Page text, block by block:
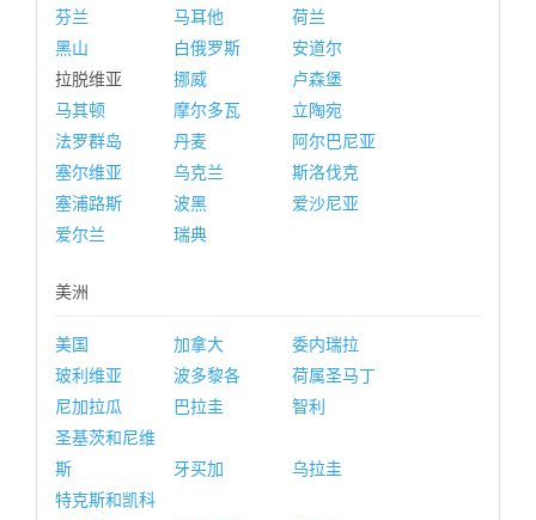
芬兰
马耳他
荷兰
黑山
白俄罗斯
安道尔
拉脱维亚
挪威
卢森堡
马其顿
摩尔多瓦
立陶宛
法罗群岛
丹麦
阿尔巴尼亚
塞尔维亚
乌克兰
斯洛伐克
塞浦路斯
波黑
爱沙尼亚
爱尔兰
瑞典
美洲
美国 加拿大
委内瑞拉
玻利维亚
波多黎各
荷属圣马丁
尼加拉瓜
巴拉圭
智利
圣基茨和尼维
斯
牙买加
乌拉圭
特克斯和凯科